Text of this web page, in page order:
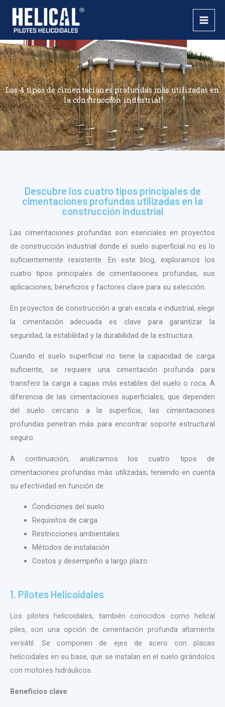
contenido
Los 4 tipos de cimentaciones profundas más utilizadas en
la construcción industrial
Descubre los cuatro tipos principales de
cimentaciones profundas utilizadas en la
construcción industrial
Las cimentaciones profundas son esenciales en proyectos
de construcción industrial donde el suelo superficial no es lo
suficientemente resistente. En este blog, exploramos los
cuatro tipos principales de cimentaciones profundas, sus
aplicaciones, beneficios y factores clave para su selección.
En proyectos de construcción a gran escala e industrial, elegir
la cimentación adecuada es clave para garantizar la
seguridad, la estabilidad y la durabilidad de la estructura.
Cuando el suelo superficial no tiene la capacidad de carga
suficiente, se requiere una cimentación profunda para
transferir la carga a capas más estables del suelo o roca. A
diferencia de las cimentaciones superficiales, que dependen
del suelo cercano a la superficie, las cimentaciones
profundas penetran más para encontrar soporte estructural
seguro.
A continuación, analizamos los cuatro tipos de
cimentaciones profundas más utilizadas, teniendo en cuenta
su efectividad en función de:
Condiciones del suelo
Requisitos de carga
Restricciones ambientales
Métodos de instalación
Costos y desempeño a largo plazo
1. Pilotes Helicoidales
Los pilotes helicoidales, también conocidos como helical
piles, son una opción de cimentación profunda altamente
versátil. Se componen de ejes de acero con placas
helicoidales en su base, que se instalan en el suelo girándolos
con motores hidráulicos.
Beneficios clave